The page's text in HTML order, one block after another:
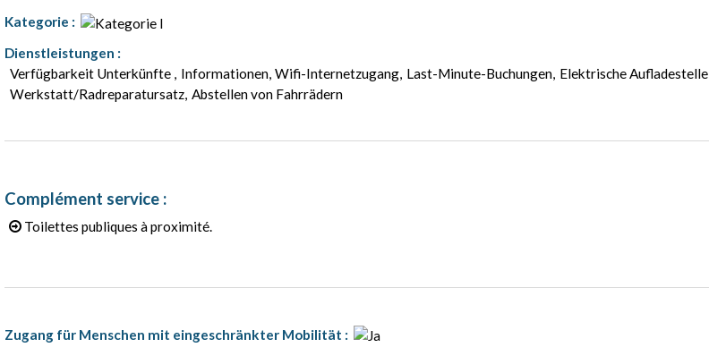
Kategorie :
Dienstleistungen :
Verfügbarkeit Unterkünfte
Informationen Wifi-Internetzugang Last-Minute-Buchungen Elektrische Aufladestelle
Werkstatt/Radreparatursatz Abstellen von Fahrrädern
Complément service :
Toilettes publiques à proximité.
Zugang für Menschen mit eingeschränkter Mobilität :